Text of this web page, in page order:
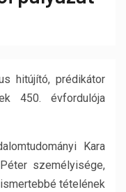
hitújító, prédikátor
450. évfordulója
Kara
személyisége,
tételének